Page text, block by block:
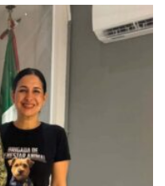
son: de lunes a
al 911 o número
jurídica y, 984 202
365 días del año.